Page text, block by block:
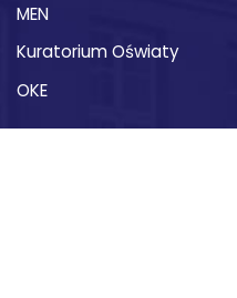
MEN
Kuratorium Oświaty
OKE